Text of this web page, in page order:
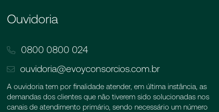
Ouvidoria
0800 0800 024
ouvidoria@evoyconsorcios.com.br
A ouvidoria tem por finalidade atender, em última instância, as
demandas dos clientes que não tiverem sido solucionadas nos
canais de atendimento primário, sendo necessário um número